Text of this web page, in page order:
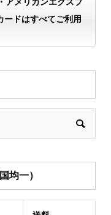
アメリカンエクスプ
ードはすべてご利用
均一）